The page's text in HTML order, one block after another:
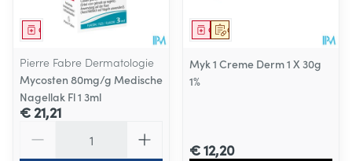
Geneesmiddel
Pierre Fabre Dermatologie
Mycosten 80mg/g Medische
Nagellak Fl 1 3ml
€ 21,21
Op voorschrift
Geneesmiddel
Myk 1 Creme Derm 1 X 30g
1%
€ 12,20